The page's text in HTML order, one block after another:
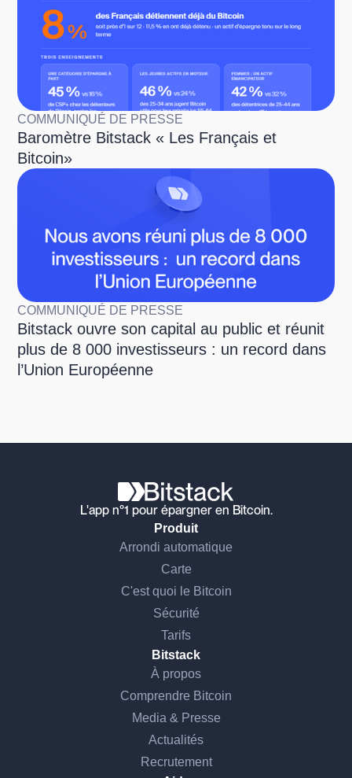
COMMUNIQUÉ DE PRESSE
Baromètre Bitstack « Les Français et
Bitcoin»
COMMUNIQUÉ DE PRESSE
Bitstack ouvre son capital au public et réunit
plus de 8 000 investisseurs : un record dans
l’Union Européenne
L'app n°1 pour épargner en Bitcoin.
Produit
Arrondi automatique
Carte
C'est quoi le Bitcoin
Sécurité
Tarifs
Bitstack
À propos
Comprendre Bitcoin
Media & Presse
Actualités
Recrutement